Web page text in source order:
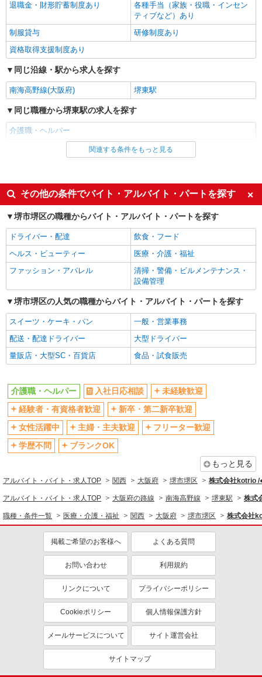
退職金・財形貯蓄制度あり
各種手当（家族・役職・インセン
ティブなど）あり
制服貸与
研修制度あり
資格取得支援制度あり
同じ沿線・駅から求人を探す
南海高野線(大阪府) 堺東駅
同じ職種から堺東駅の求人を探す
介護職・ヘルパー
同じ雇用形態から堺東駅の求人を探す
同じ特徴から堺東駅の求人を探す
入社日応相談
未経験歓迎
経験者・有資格者歓迎
新卒・第二新卒歓迎
女性活躍中
主婦・主夫歓迎
フリーター歓迎
学歴不問
ミドル（40代～）活躍中
エルダー（50代～）活躍中
シニア（60代～）活躍中
高収入・高額
ボーナス・賞与あり
昇給あり
完全週休2日制
フルタイム歓迎
禁煙・分煙
駅直結・駅チカ
車通勤OK
残業少なめ（月20h未満）
交通費支給
社会保険あり
産休・育休取得実績あり
退職金・財形貯蓄制度あり
各種手当（家族・役職・インセン
資格取得支援制度あり
同じ職種から求人を探す
医療・介護・福祉
介護職・ヘルパー
同じ特徴から求人を探す
未経験歓迎
ミドル（40代～）活躍中
ボーナス・賞与あり
車通勤OK
社会保険あり
産休・育休取得実績あり
関連する条件をもっと見る
その他の条件でバイト・アルバイト・パートを探す
堺市堺区の職種からバイト・アルバイト・パートを探す
ドライバー・配達
飲食・フード
ヘルス・ビューティー
医療・介護・福祉
ファッション・アパレル
清掃・警備・ビルメンテナンス・
設備管理
堺市堺区の人気の職種からバイト・アルバイト・パートを探す
スイーツ・ケーキ・パン
一般・営業事務
配送・配達ドライバー
大型ドライバー
量販店・大型SC・百貨店
食品・試食販売
介護職・ヘルパー 入社日応相談
未経験歓迎
経験者・有資格者歓迎
新卒・第二新卒歓迎
女性活躍中
主婦・主夫歓迎
フリーター歓迎
学歴不問
ブランクOK
もっと見る
アルバイト・バイト・求人TOP 関西 大阪府 堺市堺区 株式会社kotrio /
アルバイト・バイト・求人TOP 大阪府の路線 南海高野線 堺東駅 株式
職種・条件一覧 医療・介護・福祉 関西 大阪府 堺市堺区 株式会社
掲載ご希望のお客様へ よくある質問
お問い合わせ 利用規約
リンクについて プライバシーポリシー
Cookieポリシー 個人情報保護方針
メールサービスについて サイト運営会社
サイトマップ